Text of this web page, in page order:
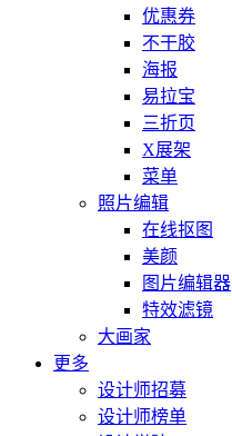
优惠券
不干胶
海报
易拉宝
三折页
X展架
菜单
照片编辑
在线抠图
美颜
图片编辑器
特效滤镜
大画家
更多
设计师招募
设计师榜单